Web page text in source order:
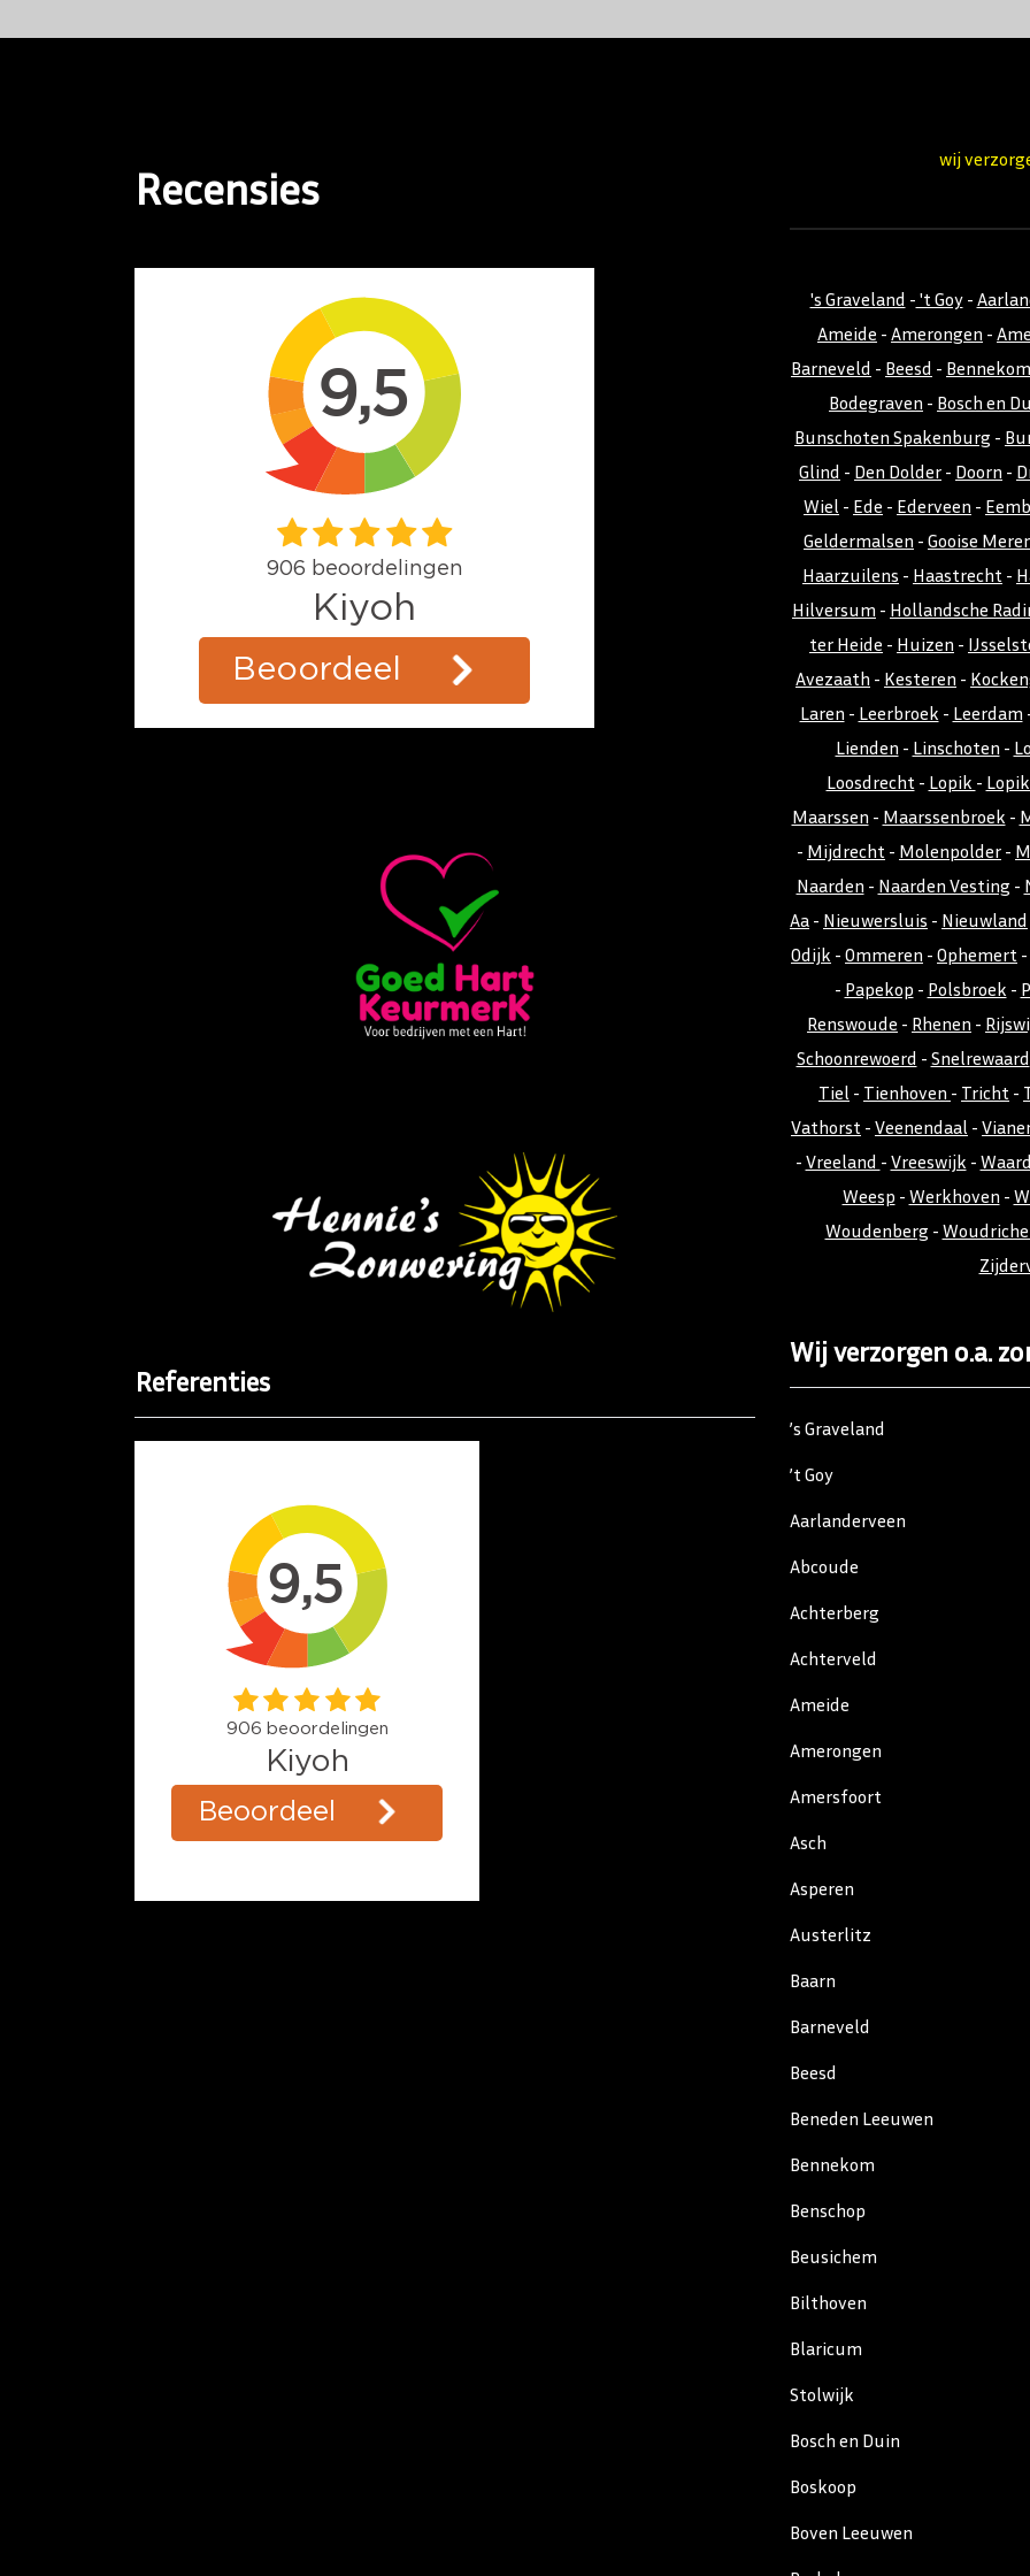
Recensies
Referenties
wij
's Graveland - 't Goy-
Ameide - Amerongen -
Barneveld - Beesd - Bennekom
Bodegraven - Bosch en
Bunschoten Spakenburg -
Glind - Den Dolder - Doorn -
Wiel - Ede - Ederveen -
Geldermalsen - Gooise
Haarzuilens - Haastrecht -
Hilversum - Hollandsche
ter Heide - Huizen -
Avezaath - Kesteren -
Laren - Leerbroek - Leerdam
Lienden - Linschoten -
Loosdrecht - Lopik -
Maarssen - Maarssenbroek -
- Mijdrecht - Molenpolder -
Naarden - Naarden Vesting -
Aa - Nieuwersluis - Nieuwland
Odijk - Ommeren - Ophemert -
- Papekop - Polsbroek -
Renswoude - Rhenen -
Schoonrewoerd - Snelrewaard
Tiel - Tienhoven - Tricht -
Vathorst - Veenendaal -
- Vreeland - Vreeswijk -
Weesp - Werkhoven -
Woudenberg -
Wij verzorgen o.a.
’s Graveland
’t Goy
Aarlanderveen
Abcoude
Achterberg
Achterveld
Ameide
Amerongen
Amersfoort
Asch
Asperen
Austerlitz
Baarn
Barneveld
Beesd
Beneden Leeuwen
Bennekom
Benschop
Beusichem
Bilthoven
Blaricum
Stolwijk
Bosch en Duin
Boskoop
Boven Leeuwen